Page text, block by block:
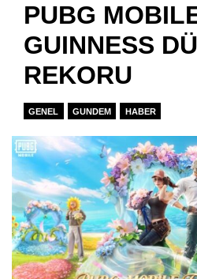
PUBG
GUINNESS
REKORU
GENEL GUNDEM HABER